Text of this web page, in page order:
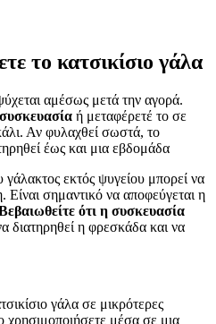
το κατσικίσιο γάλα
αμέσως μετά την αγορά.
ή μεταφέρετέ το σε
Αν φυλαχθεί σωστά, το
έως και μια εβδομάδα
εκτός ψυγείου μπορεί να
σημαντικό να αποφεύγεται η
ότι η συσκευασία
διατηρηθεί η φρεσκάδα και να
γάλα σε μικρότερες
χρησιμοποιήσετε μέσα σε μια